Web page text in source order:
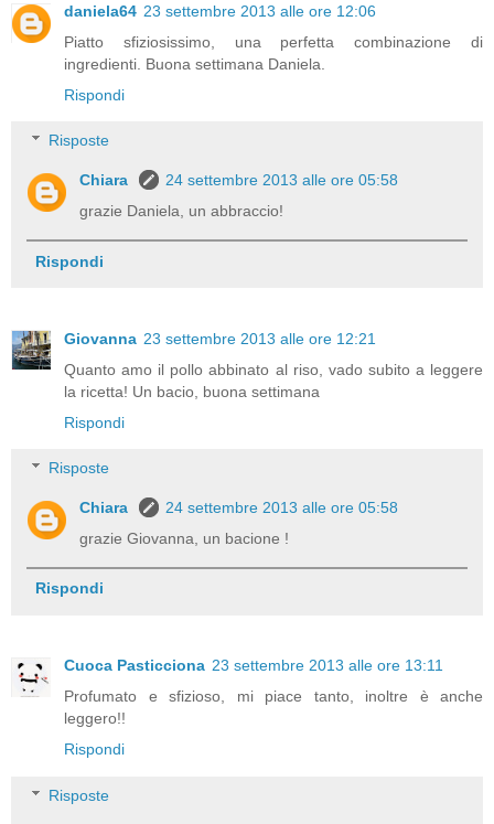
daniela64 23 settembre 2013 alle ore 12:06
Piatto sfiziosissimo, una perfetta combinazione di
ingredienti. Buona settimana Daniela.
Rispondi
Risposte
Chiara
24 settembre 2013 alle ore 05:58
grazie Daniela, un abbraccio!
Rispondi
Giovanna 23 settembre 2013 alle ore 12:21
Quanto amo il pollo abbinato al riso, vado subito a leggere
la ricetta! Un bacio, buona settimana
Rispondi
Risposte
Chiara
24 settembre 2013 alle ore 05:58
grazie Giovanna, un bacione !
Rispondi
Cuoca Pasticciona 23 settembre 2013 alle ore 13:11
Profumato e sfizioso, mi piace tanto, inoltre è anche
leggero!!
Rispondi
Risposte